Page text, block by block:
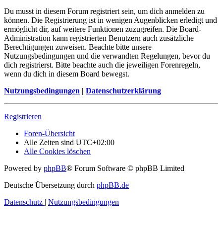
Du musst in diesem Forum registriert sein, um dich anmelden zu
können. Die Registrierung ist in wenigen Augenblicken erledigt und
ermöglicht dir, auf weitere Funktionen zuzugreifen. Die Board-
Administration kann registrierten Benutzern auch zusätzliche
Berechtigungen zuweisen. Beachte bitte unsere
Nutzungsbedingungen und die verwandten Regelungen, bevor du
dich registrierst. Bitte beachte auch die jeweiligen Forenregeln,
wenn du dich in diesem Board bewegst.
Nutzungsbedingungen | Datenschutzerklärung
Registrieren
Foren-Übersicht
Alle Zeiten sind UTC+02:00
Alle Cookies löschen
Powered by phpBB® Forum Software © phpBB Limited
Deutsche Übersetzung durch phpBB.de
Datenschutz | Nutzungsbedingungen